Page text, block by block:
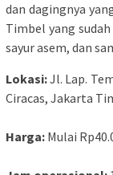
dan dagingnya
Timbel yang
sayur asem, dan
Lokasi:Jl. Lap.
Ciracas, Jakarta
Harga: Mulai